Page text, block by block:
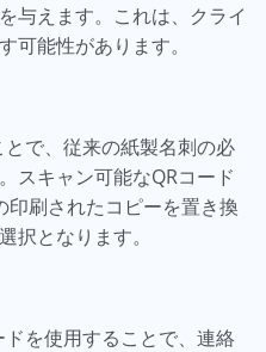
与えます。これは、クライ
可能性があります。
で、従来の紙製名刺の必
スキャン可能なQRコード
印刷されたコピーを置き換
択となります。
を使用することで、連絡